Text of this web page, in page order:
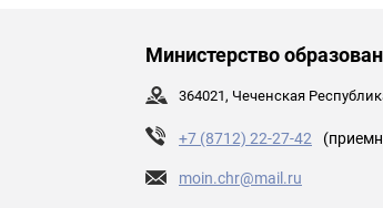
Министерство
364021, Чеченская
+7 (8712) 22-27-42
moin.chr@mail.ru